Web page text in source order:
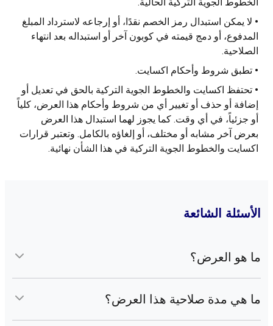
• لا يمكن استبدال رمز الخصم نقدًا، أو إرجاعه لاسترداد المبلغ
المدفوع، أو دمج قيمته في كوبون آخر أو استبداله بعد انتهاء
الصلاحية.
• تطبق شروط وأحكام اكسايت.
• تحتفظ اكسايت والخطوط الجوية التركية بالحق في تعديل أو
إضافة أو حذف أو تغيير أي من شروط وأحكام هذا العرض، كلياً
أو جزئياً، في أي وقت. كما يجوز لهما استبدال هذا العرض
بعرض آخر مشابه أو مختلف، أو إلغاؤه بالكامل. وتعتبر قرارات
اكسايت والخطوط الجوية التركية في هذا الشأن نهائية.
اﻷﺳﺌﻠﺔ اﻟﺸﺎﺋﻌﺔ
ﻣﺎ ﻫﻮ اﻟﻌﺮض؟
ﻣﺎ ﻫﻲ ﻣﺪة ﺻﻼﺣﻴﺔ ﻫﺬا اﻟﻌﺮض؟